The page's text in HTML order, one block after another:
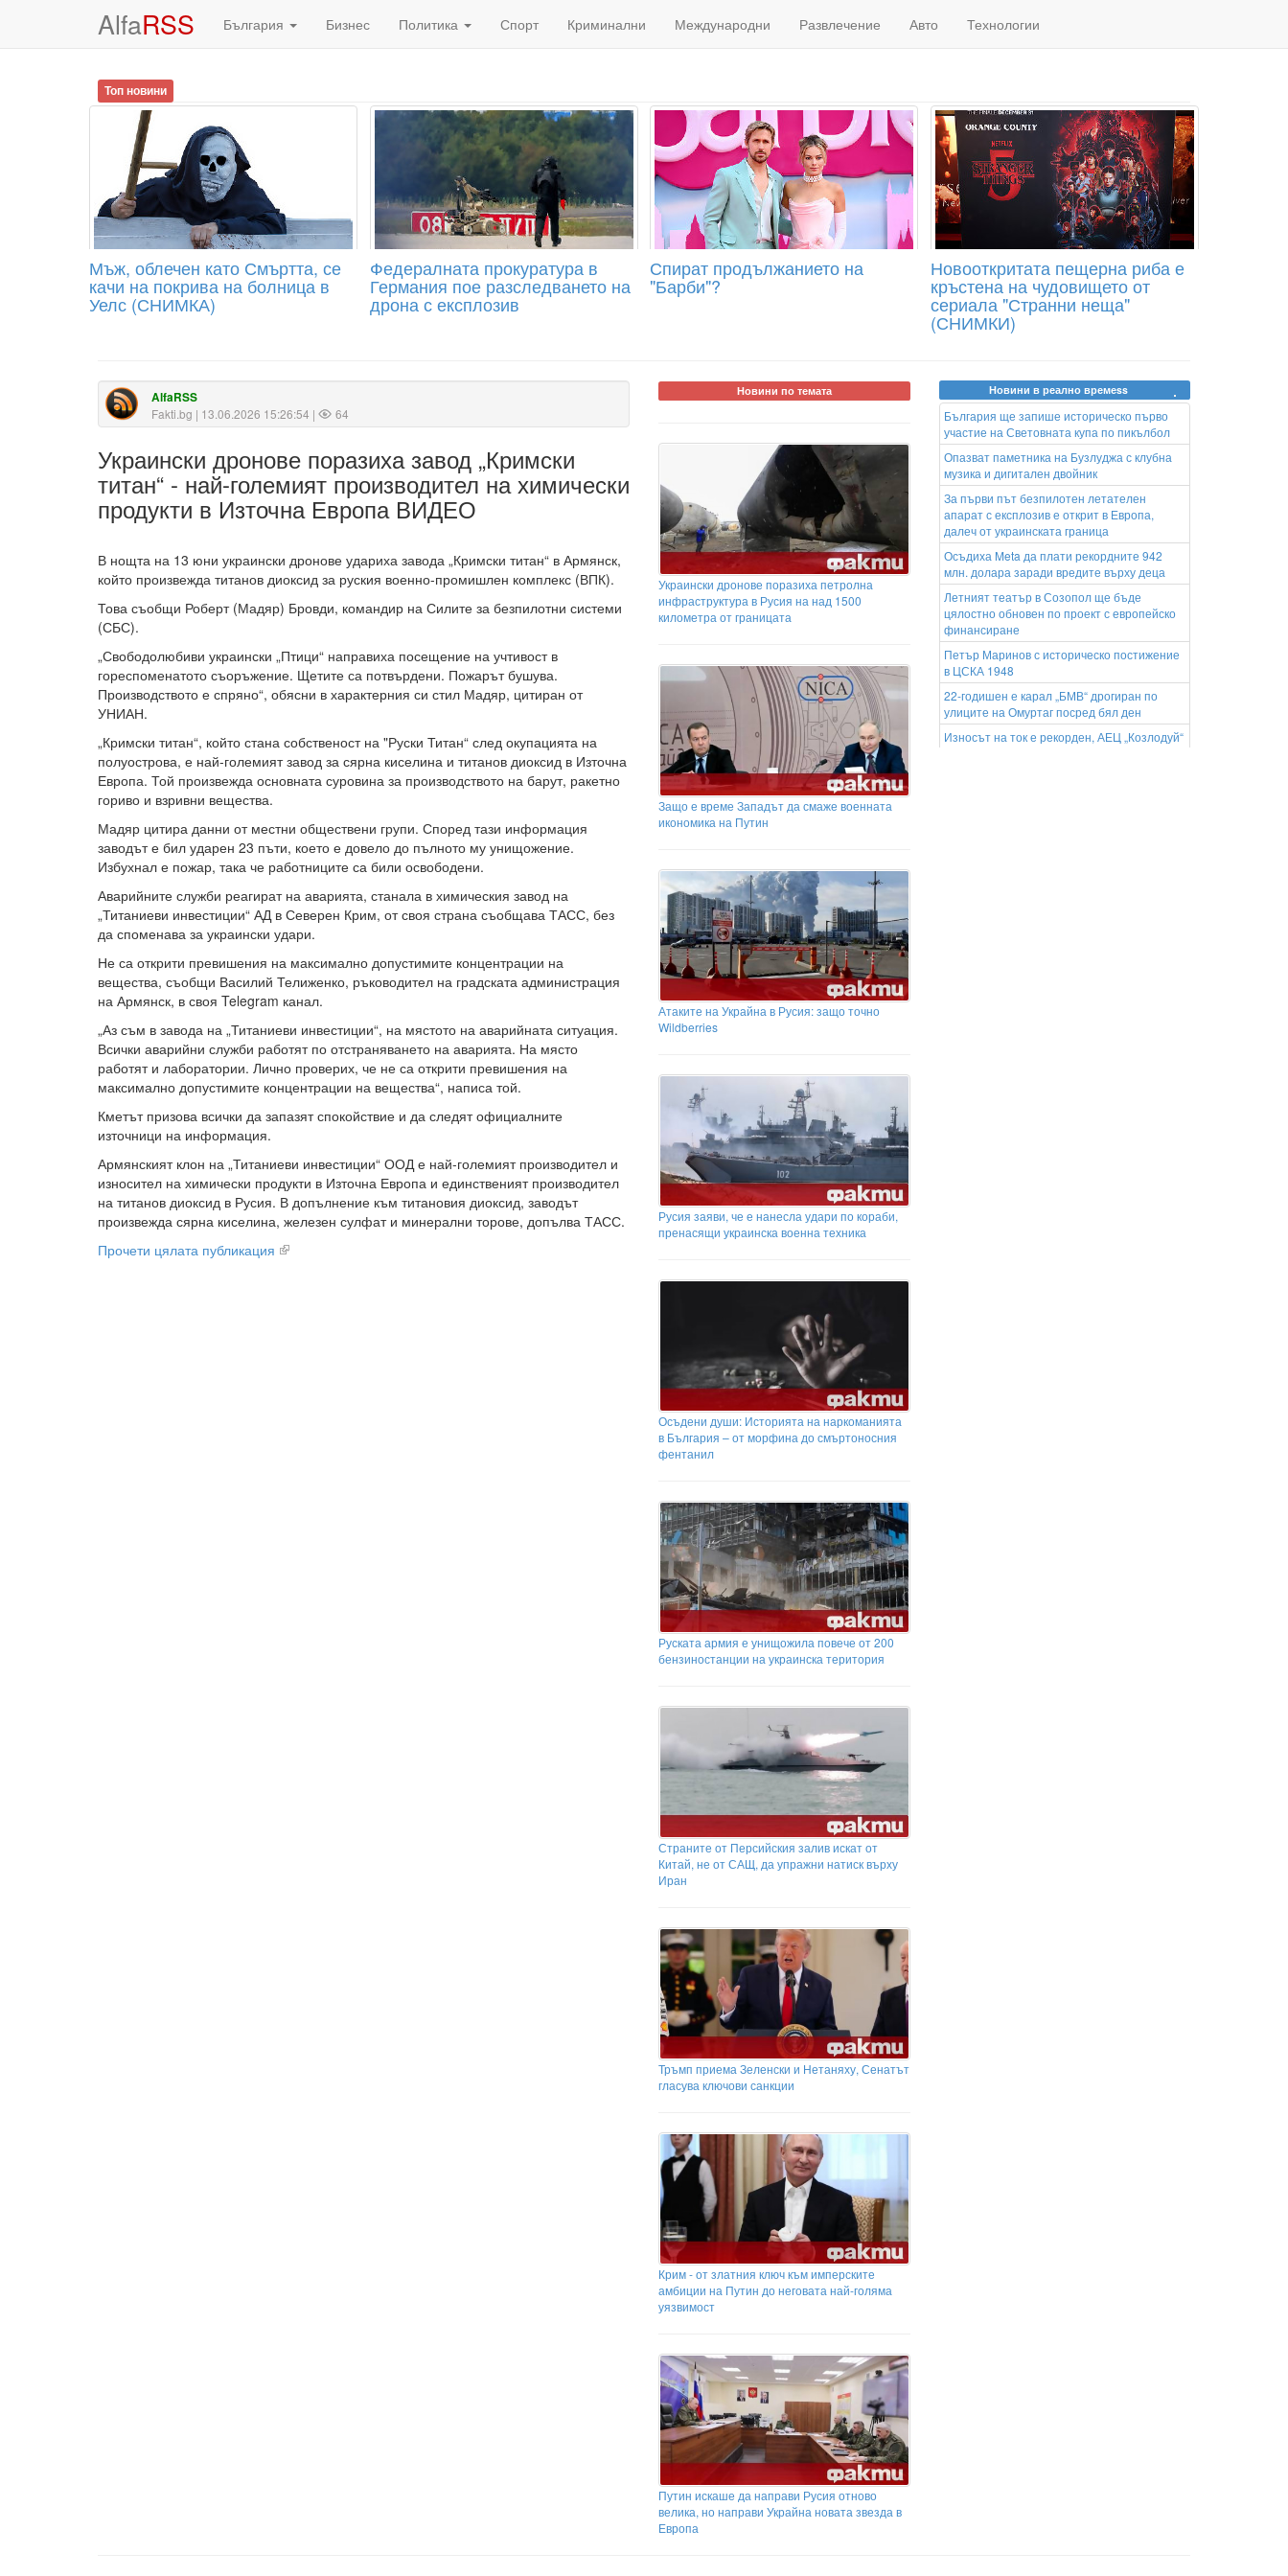
AlfaRSS България Бизнес Политика Спорт Криминални Международни Развлечение Авто Технологии
Топ новини
Мъж, облечен като Смъртта, се
качи на покрива на болница в
Уелс (СНИМКА)
Федералната прокуратура в
Германия пое разследването на
дрона с експлозив
Спират продължанието на
"Барби"?
Новооткритата пещерна риба е
кръстена на чудовището от
сериала "Странни неща"
(СНИМКИ)
AlfaRSS
Fakti.bg | 13.06.2026 15:26:54 | 64
Украински дронове поразиха завод „Кримски
титан“ - най-големият производител на химически
продукти в Източна Европа ВИДЕО
В нощта на 13 юни украински дронове удариха завода „Кримски титан“ в Армянск,
който произвежда титанов диоксид за руския военно-промишлен комплекс (ВПК).
Това съобщи Роберт (Мадяр) Бровди, командир на Силите за безпилотни системи
(СБС).
„Свободолюбиви украински „Птици“ направиха посещение на учтивост в
гореспоменатото съоръжение. Щетите са потвърдени. Пожарът бушува.
Производството е спряно“, обясни в характерния си стил Мадяр, цитиран от
УНИАН.
„Кримски титан“, който стана собственост на "Руски Титан“ след окупацията на
полуострова, е най-големият завод за сярна киселина и титанов диоксид в Източна
Европа. Той произвежда основната суровина за производството на барут, ракетно
гориво и взривни вещества.
Мадяр цитира данни от местни обществени групи. Според тази информация
заводът е бил ударен 23 пъти, което е довело до пълното му унищожение.
Избухнал е пожар, така че работниците са били освободени.
Аварийните служби реагират на аварията, станала в химическия завод на
„Титаниеви инвестиции“ АД в Северен Крим, от своя страна съобщава ТАСС, без
да споменава за украински удари.
Не са открити превишения на максимално допустимите концентрации на
вещества, съобщи Василий Телиженко, ръководител на градската администрация
на Армянск, в своя Telegram канал.
„Аз съм в завода на „Титаниеви инвестиции“, на мястото на аварийната ситуация.
Всички аварийни служби работят по отстраняването на аварията. На място
работят и лаборатории. Лично проверих, че не са открити превишения на
максимално допустимите концентрации на вещества“, написа той.
Кметът призова всички да запазят спокойствие и да следят официалните
източници на информация.
Армянският клон на „Титаниеви инвестиции“ ООД е най-големият производител и
износител на химически продукти в Източна Европа и единственият производител
на титанов диоксид в Русия. В допълнение към титановия диоксид, заводът
произвежда сярна киселина, железен сулфат и минерални торове, допълва ТАСС.
Прочети цялата публикация
Новини по темата
Украински дронове поразиха петролна
инфраструктура в Русия на над 1500
километра от границата
Защо е време Западът да смаже военната
икономика на Путин
Атаките на Украйна в Русия: защо точно
Wildberries
Русия заяви, че е нанесла удари по кораби,
пренасящи украинска военна техника
Осъдени души: Историята на наркоманията
в България – от морфина до смъртоносния
фентанил
Руската армия е унищожила повече от 200
бензиностанции на украинска територия
Страните от Персийския залив искат от
Китай, не от САЩ, да упражни натиск върху
Иран
Тръмп приема Зеленски и Нетаняху, Сенатът
гласува ключови санкции
Крим - от златния ключ към имперските
амбиции на Путин до неговата най-голяма
уязвимост
Путин искаше да направи Русия отново
велика, но направи Украйна новата звезда в
Европа
Новини в реално времеss
България ще запише историческо първо
участие на Световната купа по пикълбол
Опазват паметника на Бузлуджа с клубна
музика и дигитален двойник
За първи път безпилотен летателен
апарат с експлозив е открит в Европа,
далеч от украинската граница
Осъдиха Meta да плати рекордните 942
млн. долара заради вредите върху деца
Летният театър в Созопол ще бъде
цялостно обновен по проект с европейско
финансиране
Петър Маринов с историческо постижение
в ЦСКА 1948
22-годишен е карал „БМВ“ дрогиран по
улиците на Омуртаг посред бял ден
Износът на ток е рекорден, АЕЦ „Козлодуй“